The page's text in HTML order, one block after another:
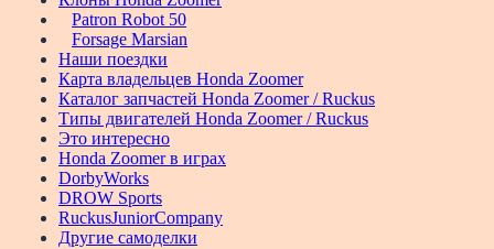
Patron Robot 50
Forsage Marsian
Наши поездки
Карта владельцев Honda Zoomer
Каталог запчастей Honda Zoomer / Ruckus
Типы двигателей Honda Zoomer / Ruckus
Это интересно
Honda Zoomer в играх
DorbyWorks
DROW Sports
RuckusJuniorCompany
Другие самоделки